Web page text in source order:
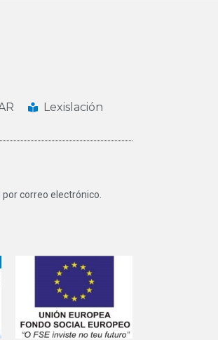
Lexislación
correo electrónico.